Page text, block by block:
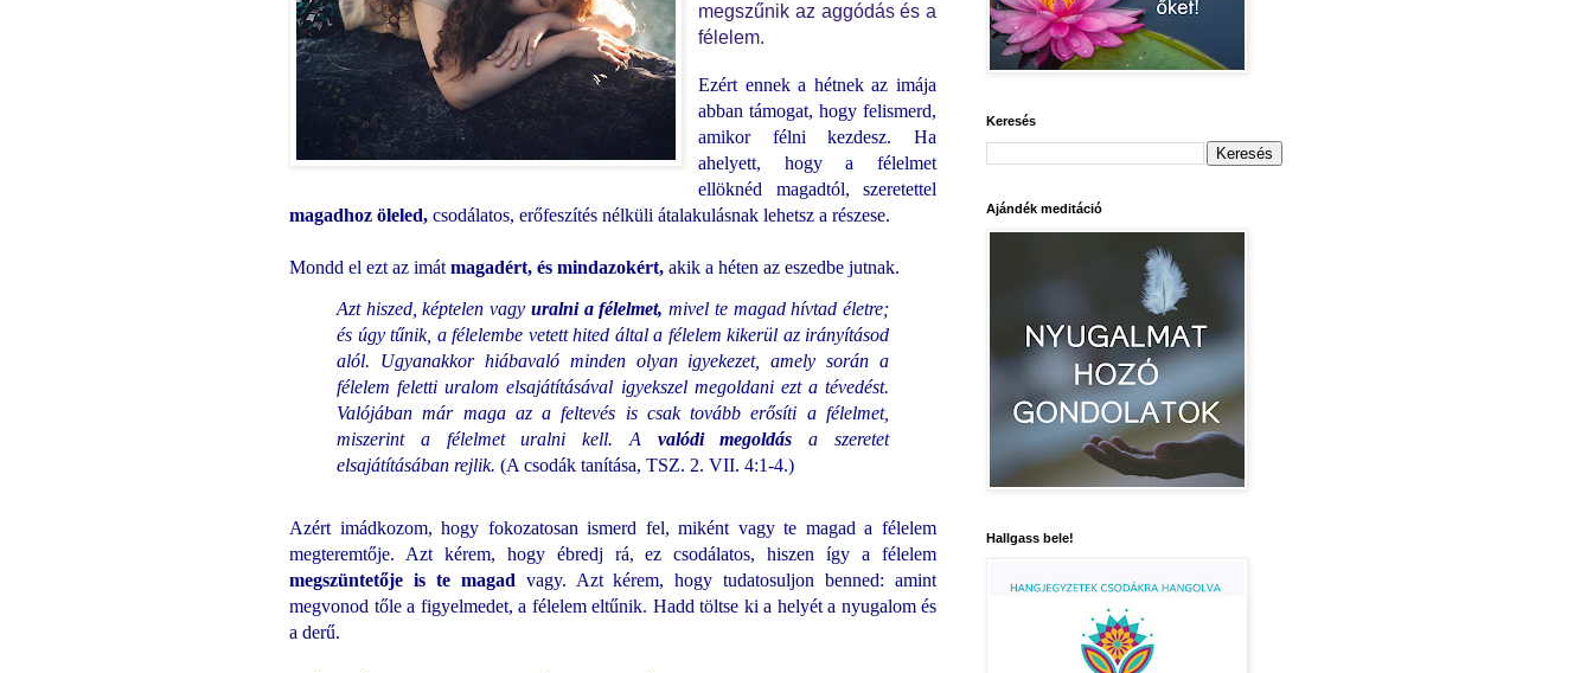
megszűnik az aggódás és a
félelem.
Ezért ennek a hétnek az imája
abban támogat, hogy felismerd,
amikor félni kezdesz. Ha
ahelyett, hogy a félelmet
ellöknéd magadtól, szeretettel
magadhoz öleled, csodálatos, erőfeszítés nélküli átalakulásnak lehetsz a részese.
Mondd el ezt az imát magadért, és mindazokért, akik a héten az eszedbe jutnak.
Azt hiszed, képtelen vagy uralni a félelmet, mivel te magad hívtad életre;
és úgy tűnik, a félelembe vetett hited által a félelem kikerül az irányításod
alól. Ugyanakkor hiábavaló minden olyan igyekezet, amely során a
félelem feletti uralom elsajátításával igyekszel megoldani ezt a tévedést.
Valójában már maga az a feltevés is csak tovább erősíti a félelmet,
miszerint a félelmet uralni kell. A valódi megoldás a szeretet
elsajátításában rejlik. (A csodák tanítása, TSZ. 2. VII. 4:1-4.)
Azért imádkozom, hogy fokozatosan ismerd fel, miként vagy te magad a félelem
megteremtője. Azt kérem, hogy ébredj rá, ez csodálatos, hiszen így a félelem
megszüntetője is te magadvagy. Azt kérem, hogy tudatosuljon benned: amint
megvonod tőle a figyelmedet, a félelem eltűnik. Hadd töltse ki a helyét a nyugalom és
a derű.
Keresés
Ajándék meditáció
Hallgass bele!